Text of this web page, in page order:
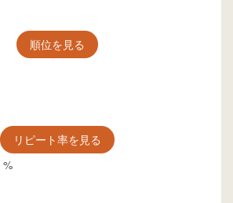
順位を見る
リピート率を見る
%